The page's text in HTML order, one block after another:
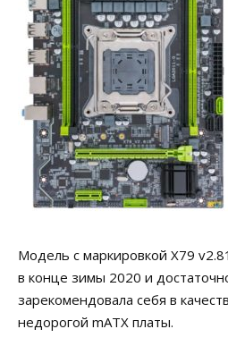
Модель с маркировкой X79
в конце зимы 2020 и
зарекомендовала себя в
недорогой mATX платы.